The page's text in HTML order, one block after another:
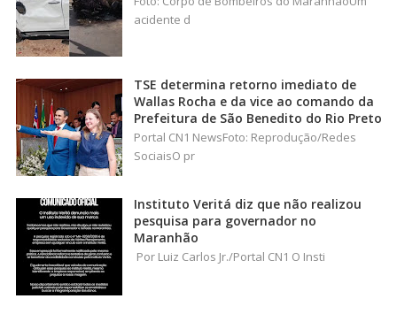
acidente d
TSE determina retorno imediato de
Wallas Rocha e da vice ao comando da
Prefeitura de São Benedito do Rio Preto
Portal CN1 NewsFoto: Reprodução/Redes
SociaisO pr
Instituto Veritá diz que não realizou
pesquisa para governador no
Maranhão
Por Luiz Carlos Jr./Portal CN1 O Insti